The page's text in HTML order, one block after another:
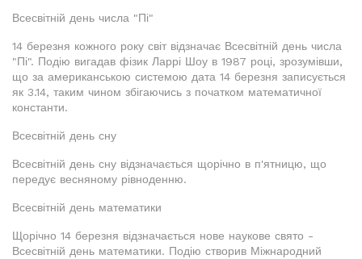
Всесвітній день числа "Пі"
14 березня кожного року світ відзначає Всесвітній день числа
"Пі". Подію вигадав фізик Ларрі Шоу в 1987 році, зрозумівши,
що за американською системою дата 14 березня записується
як 3.14, таким чином збігаючись з початком математичної
константи.
Всесвітній день сну
Всесвітній день сну відзначається щорічно в п'ятницю, що
передує весняному рівноденню.
Всесвітній день математики
Щорічно 14 березня відзначається нове наукове свято -
Всесвітній день математики. Подію створив Міжнародний